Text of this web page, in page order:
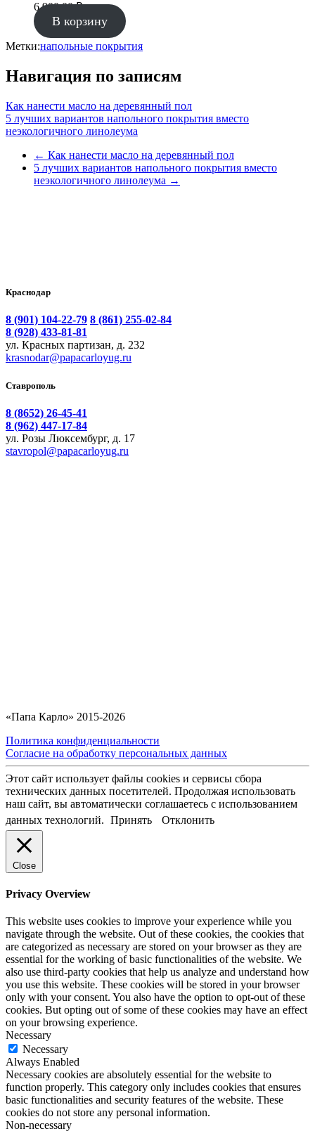
6 900.00₽
В корзину
Метки:напольные покрытия
Навигация по записям
Как нанести масло на деревянный пол
5 лучших вариантов напольного покрытия вместо
неэкологичного линолеума
← Как нанести масло на деревянный пол
5 лучших вариантов напольного покрытия вместо
неэкологичного линолеума →
Краснодар
8 (901) 104-22-79 8 (861) 255-02-84
8 (928) 433-81-81
ул. Красных партизан, д. 232
krasnodar@papacarloyug.ru
Ставрополь
8 (8652) 26-45-41
8 (962) 447-17-84
ул. Розы Люксембург, д. 17
stavropol@papacarloyug.ru
«Папа Карло» 2015-2026
Политика конфиденциальности
Согласие на обработку персональных данных
Этот сайт использует файлы cookies и сервисы сбора
технических данных посетителей. Продолжая использовать
наш сайт, вы автоматически соглашаетесь с использованием
данных технологий. Принять Отклонить
Close
Privacy Overview
This website uses cookies to improve your experience while you
navigate through the website. Out of these cookies, the cookies that
are categorized as necessary are stored on your browser as they are
essential for the working of basic functionalities of the website. We
also use third-party cookies that help us analyze and understand how
you use this website. These cookies will be stored in your browser
only with your consent. You also have the option to opt-out of these
cookies. But opting out of some of these cookies may have an effect
on your browsing experience.
Necessary
Necessary
Always Enabled
Necessary cookies are absolutely essential for the website to
function properly. This category only includes cookies that ensures
basic functionalities and security features of the website. These
cookies do not store any personal information.
Non-necessary